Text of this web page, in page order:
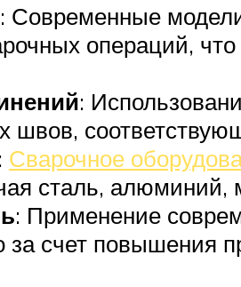
: Современные
операций,
:
: Сварочное
сталь, алюминий,
: Применение
за счет повышения